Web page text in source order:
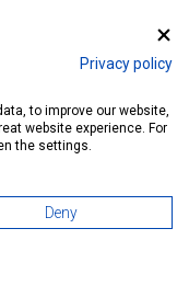
Privacy policy
to improve our website,
website experience. For
the settings.
Deny